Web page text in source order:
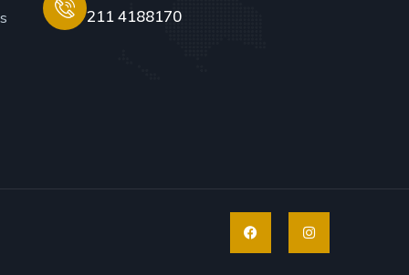
211 4188170